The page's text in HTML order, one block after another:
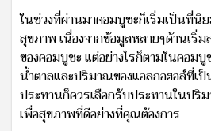
ในช่วงที่ผ่านมาคอมบูชะก็เริ่มเป็นที่
สุขภาพ เนื่องจากข้อมูลหลายๆด้านเ
ของคอมบูชะ แต่อย่างไรก็ตามในคอม
น้ำตาลและปริมาณของแอลกอฮอล์ที่เ
ประทานก็ควรเลือกรับประทานในปริ
เพื่อสุขภาพที่ดีอย่างที่คุณต้องการ